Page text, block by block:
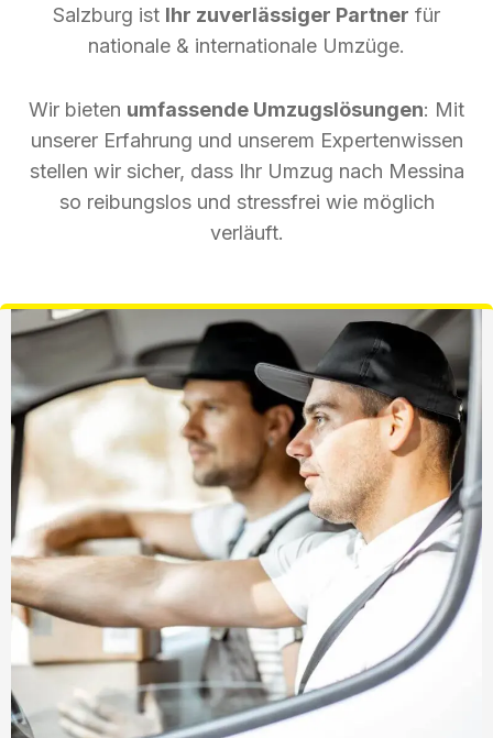
Salzburg ist Ihr zuverlässiger Partner für
nationale & internationale Umzüge.
Wir bieten umfassende Umzugslösungen: Mit
unserer Erfahrung und unserem Expertenwissen
stellen wir sicher, dass Ihr Umzug nach Messina
so reibungslos und stressfrei wie möglich
verläuft.